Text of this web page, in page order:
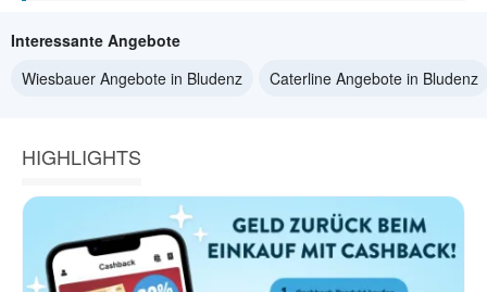
Interessante Angebote
Wiesbauer Angebote in Bludenz
Caterline Angebote in Bludenz
HIGHLIGHTS